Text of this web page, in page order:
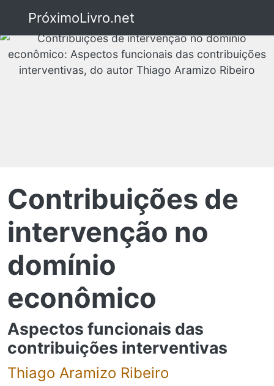
PróximoLivro.net
Contribuições de
intervenção no
domínio
econômico
Aspectos funcionais das
contribuições interventivas
Thiago Aramizo Ribeiro